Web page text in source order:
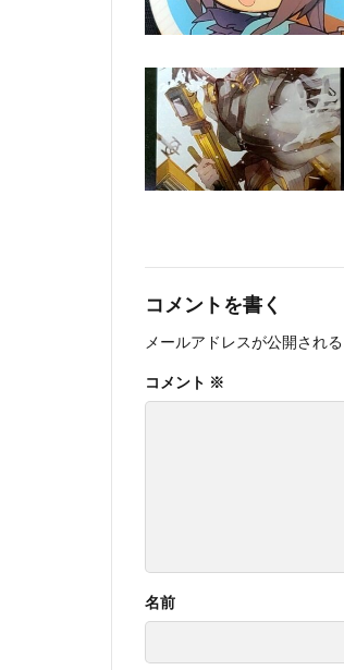
コメントを書く
メールアドレスが公開され
コメント ※
名前